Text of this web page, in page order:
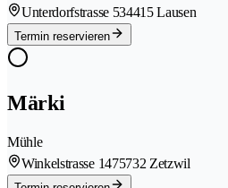
Unterdorfstrasse 534415 Lausen
Termin reservieren
Märki
Mühle
Winkelstrasse 1475732 Zetzwil